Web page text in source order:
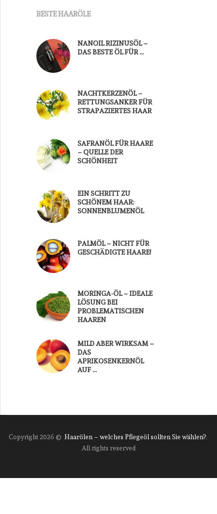
BESTE HAARÖLE
NANOIL RIZINUSÖL –
DAS BESTE ÖL FÜR …
NACHTKERZENÖL –
RETTUNGSANKER FÜR
STRAPAZIERTES HAAR
SAFRANÖL FÜR HAARE
– QUELLE DER
SCHÖNHEIT
EIN SCHRITT ZU
SCHÖNEM HAAR:
SONNENBLUMENÖL
PALMÖL – NICHT FÜR
GESCHÄDIGTE HAARE!
MORINGA-ÖL – IDEALE
LÖSUNG BEI
PROBLEMATISCHEN
HAAREN
MILD ABER WIRKSAM –
DAS
APRIKOSENKERNÖL
AUF …
Copyright 2026 © Haarölen – welches Pflegeöl sollten Sie wählen?.
All rights reserved